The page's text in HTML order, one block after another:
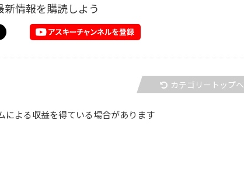
情報を購読しよう
カテゴリートップへ
による収益を得ている場合があります